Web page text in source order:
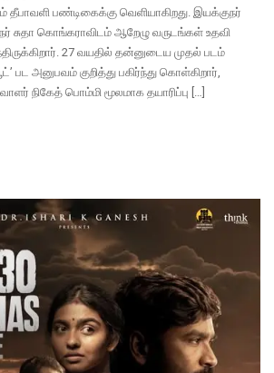
பண்டிகைக்கு வெளியாகிறது. இயக்குநர்
சுதா கொங்கராவிடம் ஆறேழு வருடங்கள் உதவி
27 வயதில் தன்னுடைய முதல் படம்
பட அனுபவம் குறித்து பகிர்ந்து கொள்கிறார்,
நிகேத் பொம்மி மூலமாக தயாரிப்பு […]